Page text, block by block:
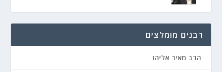
רבנים מומלצים
הרב מאיר אליהו